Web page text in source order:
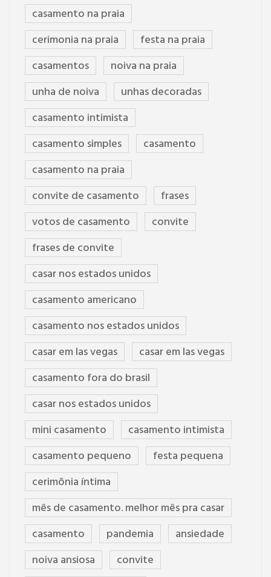
casamento na praia
cerimonia na praia
festa na praia
casamentos
noiva na praia
unha de noiva
unhas decoradas
casamento intimista
casamento simples
casamento
casamento na praia
convite de casamento
frases
votos de casamento
convite
frases de convite
casar nos estados unidos
casamento americano
casamento nos estados unidos
casar em las vegas
casar em las vegas
casamento fora do brasil
casar nos estados unidos
mini casamento
casamento intimista
casamento pequeno
festa pequena
cerimônia íntima
mês de casamento. melhor mês pra casar
casamento
pandemia
ansiedade
noiva ansiosa
convite